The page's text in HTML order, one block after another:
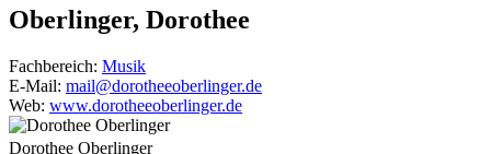
Oberlinger, Dorothee
Fachbereich: Musik
E-Mail: mail@dorotheeoberlinger.de
Web: www.dorotheeoberlinger.de
Dorothee Oberlinger